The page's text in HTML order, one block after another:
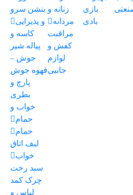
بنشن سرو
و پذیرایی
کاسه و
پیاله شیر
جوش –
قهوه جوش
پارچ و
بطری
خواب و
حمام
حمام
لیف اتاق
خواب
سبد رخت
چرک کمد
لباس و
زنانه و
مردانه
مراقبت
کفش و
لوازم
جانبی
بازی
بادی